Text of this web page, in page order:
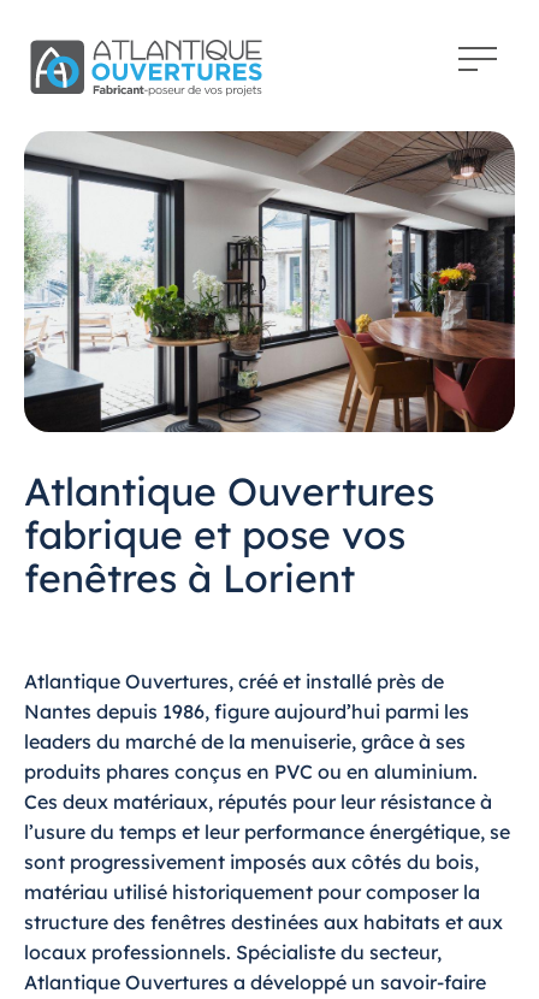
Atlantique Ouvertures
fabrique et pose vos
fenêtres à Lorient
Atlantique Ouvertures, créé et installé près de
Nantes depuis 1986, figure aujourd’hui parmi les
leaders du marché de la menuiserie, grâce à ses
produits phares conçus en PVC ou en aluminium.
Ces deux matériaux, réputés pour leur résistance à
l’usure du temps et leur performance énergétique, se
sont progressivement imposés aux côtés du bois,
matériau utilisé historiquement pour composer la
structure des fenêtres destinées aux habitats et aux
locaux professionnels. Spécialiste du secteur,
Atlantique Ouvertures a développé un savoir-faire